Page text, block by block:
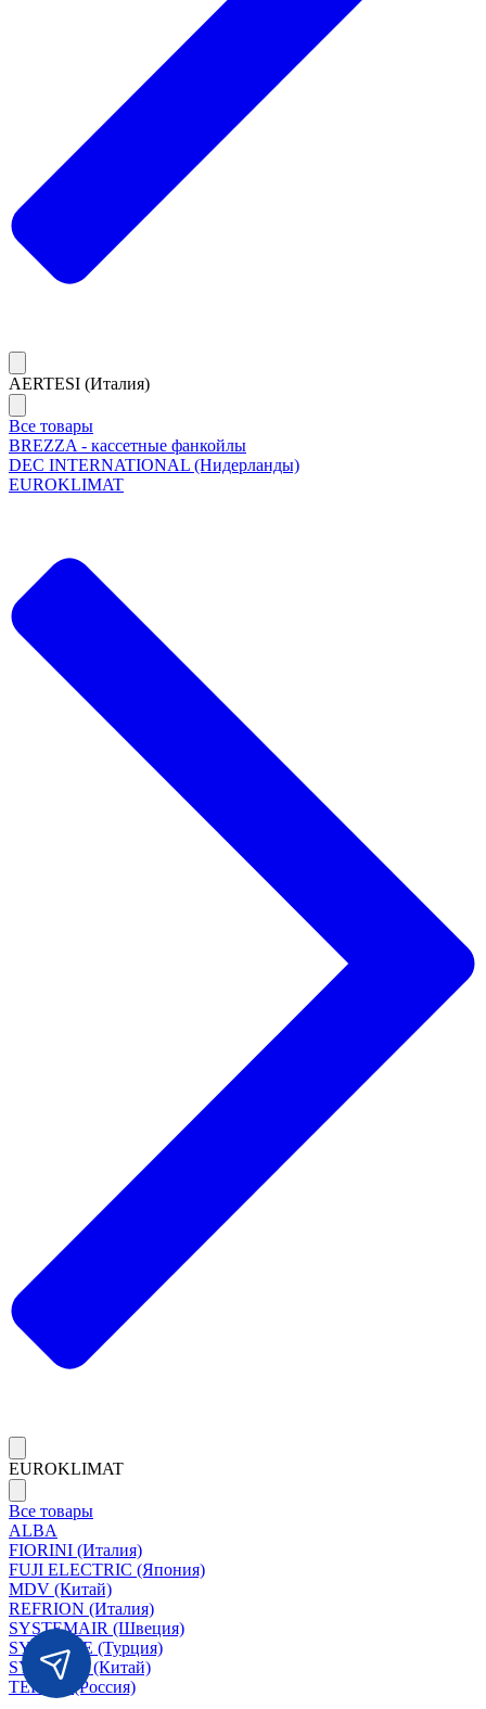
AERTESI (Италия)
Все товары
BREZZA - кассетные фанкойлы
DEC INTERNATIONAL (Нидерланды)
EUROKLIMAT
EUROKLIMAT
Все товары
ALBA
FIORINI (Италия)
FUJI ELECTRIC (Япония)
MDV (Китай)
REFRION (Италия)
SYSTEMAIR (Швеция)
SYSIMPLE (Турция)
SYSCOOL (Китай)
TERMA (Россия)